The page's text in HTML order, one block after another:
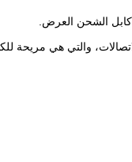
كابل الشحن العرض.
والتي هي مريحة